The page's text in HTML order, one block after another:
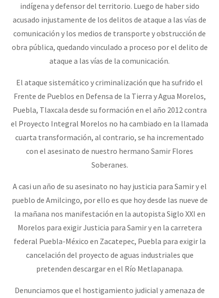
Mujeres
ETIQUETAS
Audio
Fotorreportaje
Video
Otras secciones
Libros para descargar
Medios Libres
COVID-19
“Sonhando a Terra do Bem Virá” se publica no Estado Espanhol
Se o México sabe, que o mundo saiba! Nossas lutas pela
[25 abr – CDMX] Tokín por el CNI: 30 años de Resistencia y
indígena y defensor del territorio. Luego de haber sido
acusado injustamente de los delitos de ataque a las vías de
comunicación y los medios de transporte y obstrucción de
obra pública, quedando vinculado a proceso por el delito de
ataque a las vías de la comunicación.
El ataque sistemático y criminalización que ha sufrido el
Frente de Pueblos en Defensa de la Tierra y Agua Morelos,
Puebla, Tlaxcala desde su formación en el año 2012 contra
el Proyecto Integral Morelos no ha cambiado en la llamada
cuarta transformación, al contrario, se ha incrementado
con el asesinato de nuestro hermano Samir Flores
Soberanes.
A casi un año de su asesinato no hay justicia para Samir y el
pueblo de Amilcingo, por ello es que hoy desde las nueve de
la mañana nos manifestación en la autopista Siglo XXI en
Morelos para exigir Justicia para Samir y en la carretera
federal Puebla-México en Zacatepec, Puebla para exigir la
cancelación del proyecto de aguas industriales que
pretenden descargar en el Río Metlapanapa.
Denunciamos que el hostigamiento judicial y amenaza de